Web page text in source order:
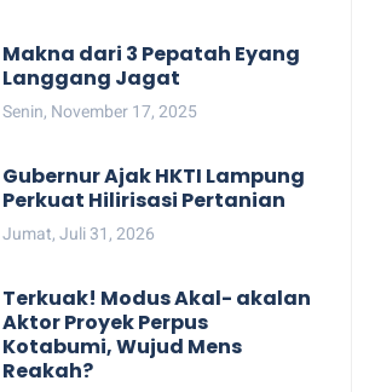
Makna dari 3 Pepatah Eyang
Langgang Jagat
Senin, November 17, 2025
Gubernur Ajak HKTI Lampung
Perkuat Hilirisasi Pertanian
Jumat, Juli 31, 2026
Terkuak! Modus Akal- akalan
Aktor Proyek Perpus
Kotabumi, Wujud Mens
Reakah?